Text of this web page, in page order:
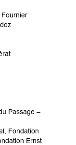
Fournier
Passage –
Fondation
Ernst